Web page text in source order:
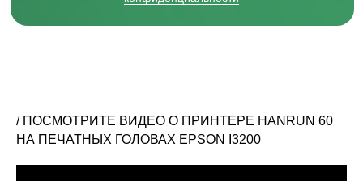
/ ПОСМОТРИТЕ ВИДЕО О ПРИНТЕРЕ HANRUN 60
НА ПЕЧАТНЫХ ГОЛОВАХ EPSON I3200